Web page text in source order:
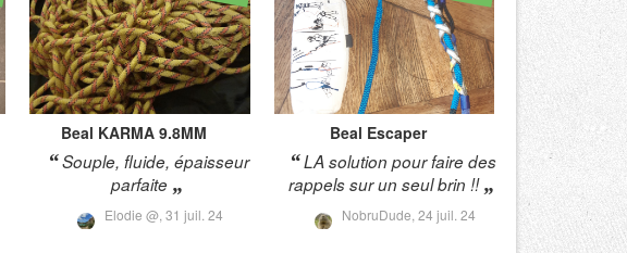
Beal KARMA 9.8MM
Souple, fluide, épaisseur
parfaite
Elodie @,31 juil. 24
Beal Escaper
LA solution pour faire des
rappels sur un seul brin !!
NobruDude, 24 juil. 24